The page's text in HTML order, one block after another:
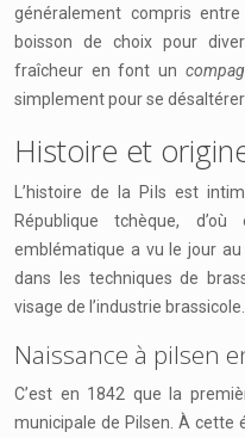
généralement compris
boisson de choix pour
fraîcheur en font un
simplement pour se
Histoire et
L’histoire de la Pils est
République tchèque,
emblématique a vu le jour
dans les techniques de
visage de l’industrie brassicole.
Naissance à pilsen
C’est en 1842 que la
municipale de Pilsen. À cette